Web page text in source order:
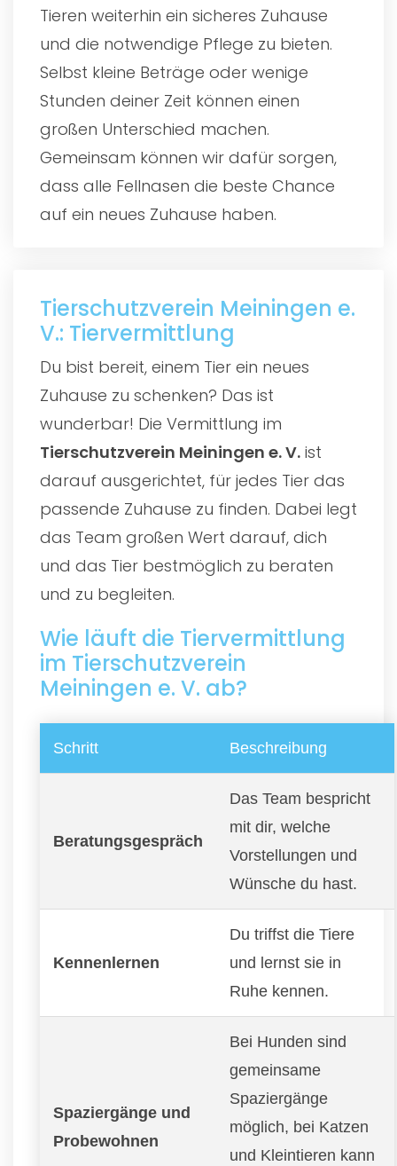
Tieren weiterhin ein sicheres Zuhause
und die notwendige Pflege zu bieten.
Selbst kleine Beträge oder wenige
Stunden deiner Zeit können einen
großen Unterschied machen.
Gemeinsam können wir dafür sorgen,
dass alle Fellnasen die beste Chance
auf ein neues Zuhause haben.
Tierschutzverein Meiningen e.
V.: Tiervermittlung
Du bist bereit, einem Tier ein neues
Zuhause zu schenken? Das ist
wunderbar! Die Vermittlung im
Tierschutzverein Meiningen e. V. ist
darauf ausgerichtet, für jedes Tier das
passende Zuhause zu finden. Dabei legt
das Team großen Wert darauf, dich
und das Tier bestmöglich zu beraten
und zu begleiten.
Wie läuft die Tiervermittlung
im Tierschutzverein
Meiningen e. V. ab?
Schritt Beschreibung
Beratungsgespräch
Das Team bespricht
mit dir, welche
Vorstellungen und
Wünsche du hast.
Kennenlernen
Du triffst die Tiere
und lernst sie in
Ruhe kennen.
Spaziergänge und
Probewohnen
Bei Hunden sind
gemeinsame
Spaziergänge
möglich, bei Katzen
und Kleintieren kann